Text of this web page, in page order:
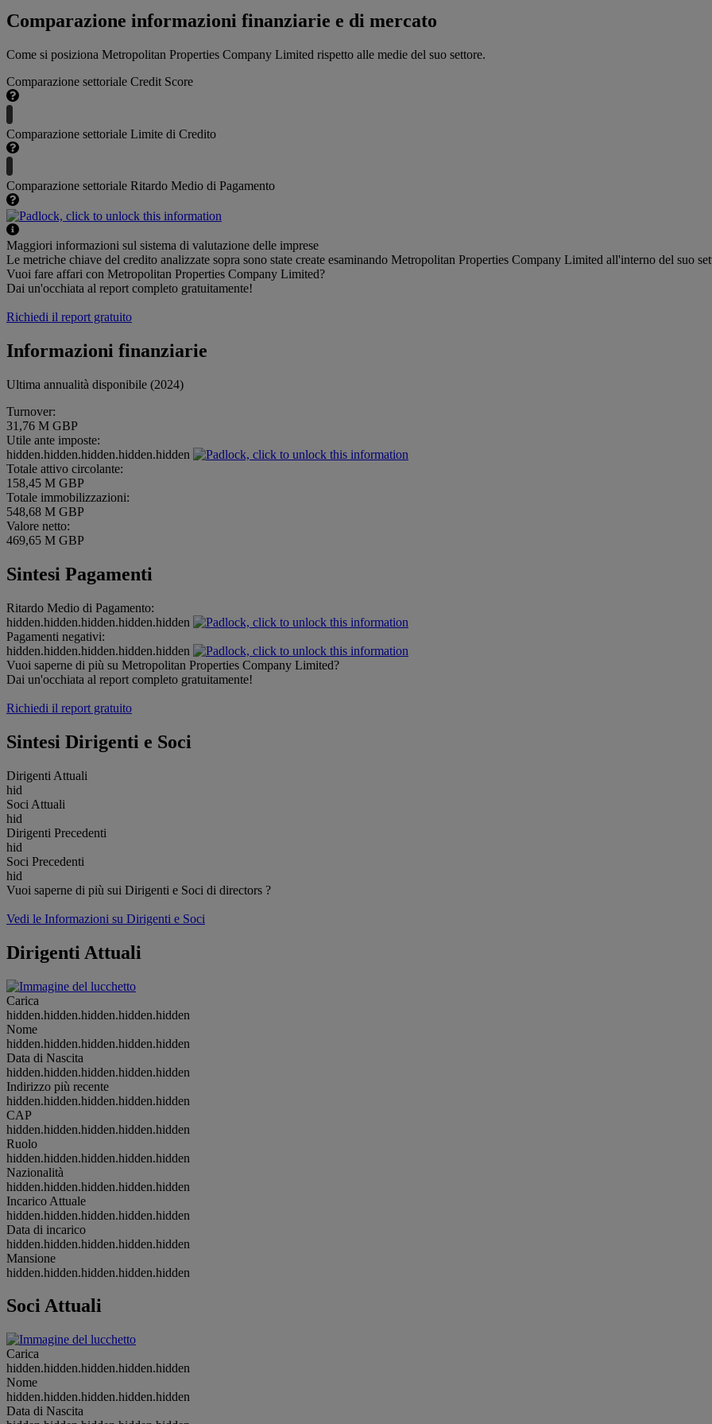
Comparazione informazioni finanziarie e di mercato
Come si posiziona Metropolitan Properties Company Limited rispetto alle medie del suo settore.
Comparazione settoriale Credit Score
Comparazione settoriale Limite di Credito
Comparazione settoriale Ritardo Medio di Pagamento
Maggiori informazioni sul sistema di valutazione delle imprese
Le metriche chiave del credito analizzate sopra sono state create esaminando Metropolitan Properties Company Limited all'interno del suo
Vuoi fare affari con Metropolitan Properties Company Limited?
Dai un'occhiata al report completo gratuitamente!
Richiedi il report gratuito
Informazioni finanziarie
Ultima annualità disponibile (2024)
Turnover:
31,76 M GBP
Utile ante imposte:
hidden.hidden.hidden.hidden.hidden
Totale attivo circolante:
158,45 M GBP
Totale immobilizzazioni:
548,68 M GBP
Valore netto:
469,65 M GBP
Sintesi Pagamenti
Ritardo Medio di Pagamento:
hidden.hidden.hidden.hidden.hidden
Pagamenti negativi:
hidden.hidden.hidden.hidden.hidden
Vuoi saperne di più su Metropolitan Properties Company Limited?
Dai un'occhiata al report completo gratuitamente!
Richiedi il report gratuito
Sintesi Dirigenti e Soci
Dirigenti Attuali
hid
Soci Attuali
hid
Dirigenti Precedenti
hid
Soci Precedenti
hid
Vuoi saperne di più sui Dirigenti e Soci di directors ?
Vedi le Informazioni su Dirigenti e Soci
Dirigenti Attuali
Carica
hidden.hidden.hidden.hidden.hidden
Nome
hidden.hidden.hidden.hidden.hidden
Data di Nascita
hidden.hidden.hidden.hidden.hidden
Indirizzo più recente
hidden.hidden.hidden.hidden.hidden
CAP
hidden.hidden.hidden.hidden.hidden
Ruolo
hidden.hidden.hidden.hidden.hidden
Nazionalità
hidden.hidden.hidden.hidden.hidden
Incarico Attuale
hidden.hidden.hidden.hidden.hidden
Data di incarico
hidden.hidden.hidden.hidden.hidden
Mansione
hidden.hidden.hidden.hidden.hidden
Soci Attuali
Carica
hidden.hidden.hidden.hidden.hidden
Nome
hidden.hidden.hidden.hidden.hidden
Data di Nascita